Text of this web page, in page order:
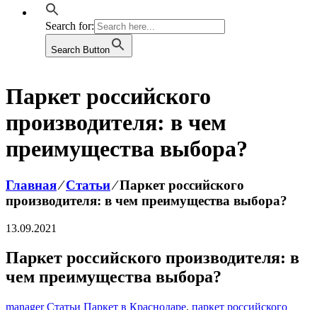
Search for:
Search Button
Паркет российского
производителя: в чем
преимущества выбора?
Главная⁄Статьи⁄Паркет российского
производителя: в чем преимущества выбора?
13.09.2021
Паркет российского производителя: в
чем преимущества выбора?
manager Статьи Паркет в Краснодаре, паркет российского